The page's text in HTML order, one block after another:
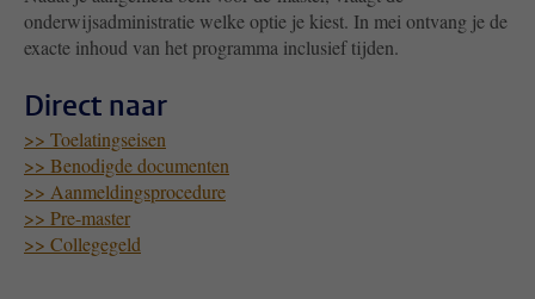
onderwijsadministratie welke optie je kiest. In mei ontvang je de
exacte inhoud van het programma inclusief tijden.
Direct naar
>> Toelatingseisen
>> Benodigde documenten
>> Aanmeldingsprocedure
>> Pre-master
>> Collegegeld